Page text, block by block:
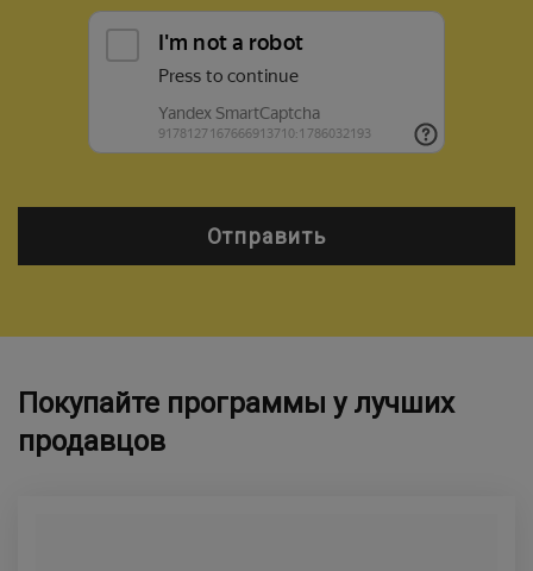
Отправить
Покупайте программы у лучших
продавцов